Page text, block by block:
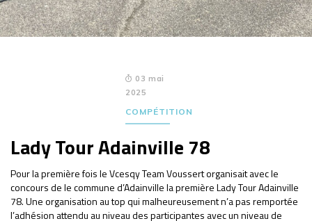
03 mai
2025
COMPÉTITION
Lady Tour Adainville 78
Pour la première fois le Vcesqy Team Voussert organisait avec le
concours de le commune d’Adainville la première Lady Tour Adainville
78. Une organisation au top qui malheureusement n’a pas remportée
l’adhésion attendu au niveau des participantes avec un niveau de